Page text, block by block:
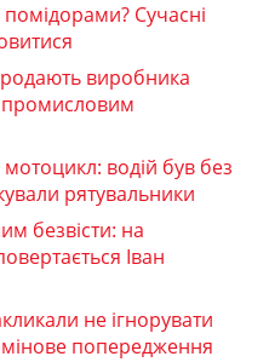
Сучасні
виробника
промисловим
мотоцикл: водій був без
рятувальники
безвісти: на
Іван
не ігнорувати
попередження